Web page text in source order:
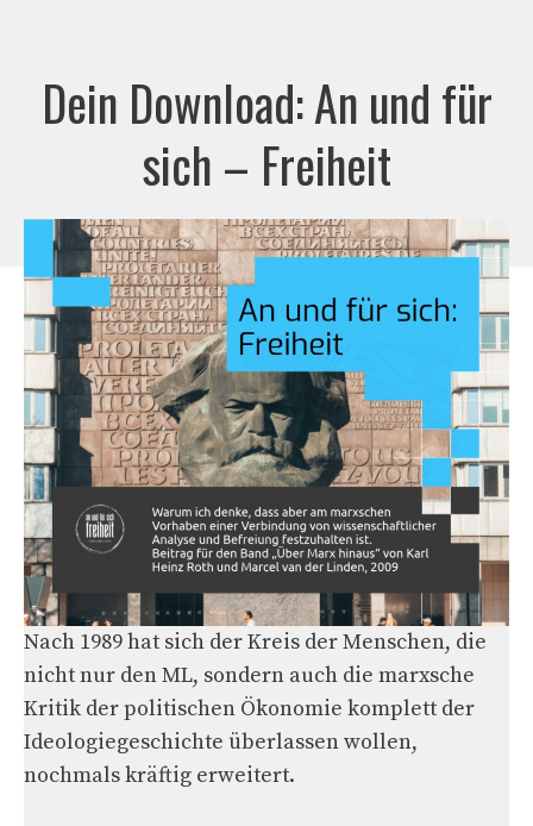
springenDein Download: An und für
sich – Freiheit
Nach 1989 hat sich der Kreis der Menschen, die
nicht nur den ML, sondern auch die marxsche
Kritik der politischen Ökonomie komplett der
Ideologiegeschichte überlassen wollen,
nochmals kräftig erweitert.